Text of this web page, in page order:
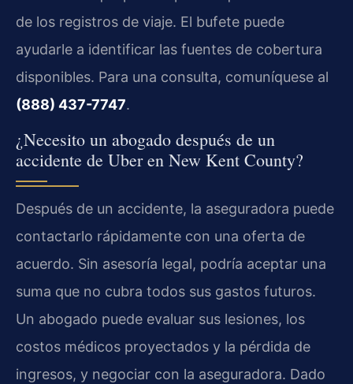
de los registros de viaje. El bufete puede
ayudarle a identificar las fuentes de cobertura
disponibles. Para una consulta, comuníquese al
(888) 437-7747.
¿Necesito un abogado después de un
accidente de Uber en New Kent County?
Después de un accidente, la aseguradora puede
contactarlo rápidamente con una oferta de
acuerdo. Sin asesoría legal, podría aceptar una
suma que no cubra todos sus gastos futuros.
Un abogado puede evaluar sus lesiones, los
costos médicos proyectados y la pérdida de
ingresos, y negociar con la aseguradora. Dado